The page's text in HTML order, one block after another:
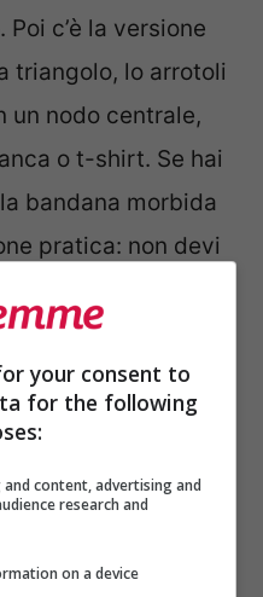
c’è la versione
triangolo, lo arrotoli
un nodo centrale,
o t-shirt. Se hai
bandana morbida
pratica: non devi
basta piegarlo
due punte
quando hai i
lungo e annodato
benissimo se
your consent to
for the following
content, advertising and
research and
on a device